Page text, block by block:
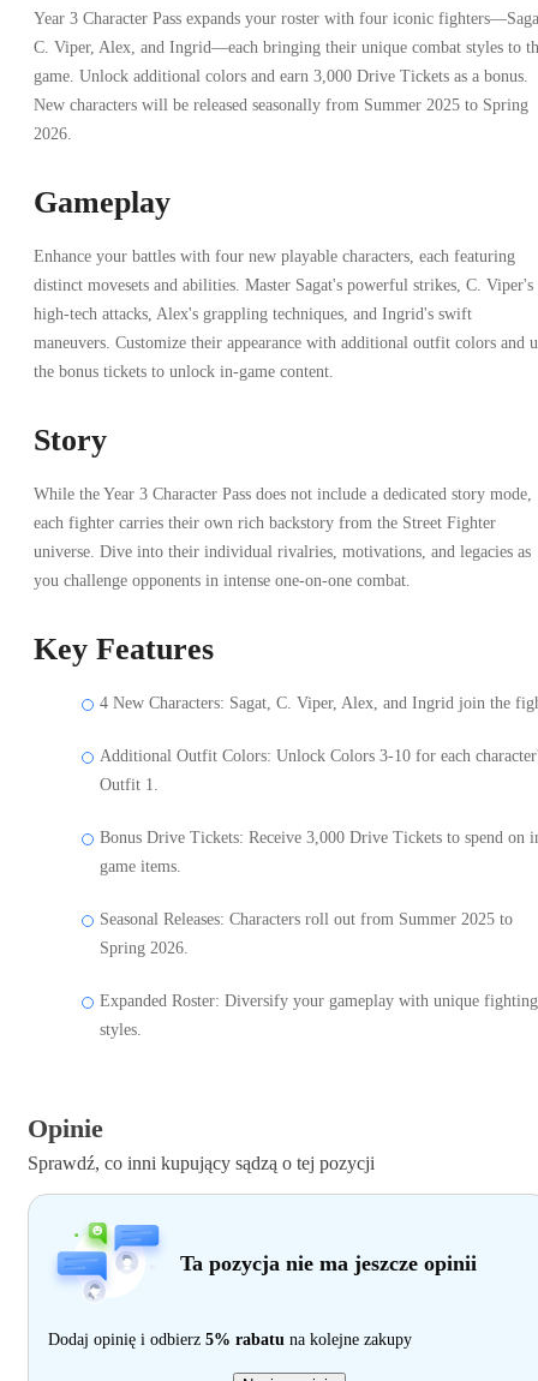
Year 3 Character Pass expands your roster with four iconic
C. Viper, Alex, and Ingrid—each bringing their unique combat styles to
game. Unlock additional colors and earn 3,000 Drive Tickets as a bonus.
New characters will be released seasonally from Summer 2025 to Spring
2026.
Gameplay
Enhance your battles with four new playable characters, each featuring
distinct movesets and abilities. Master Sagat's powerful strikes, C. Viper's
high-tech attacks, Alex's grappling techniques, and Ingrid's swift
maneuvers. Customize their appearance with additional outfit colors and
the bonus tickets to unlock in-game content.
Story
While the Year 3 Character Pass does not include a dedicated story mode,
each fighter carries their own rich backstory from the Street Fighter
universe. Dive into their individual rivalries, motivations, and legacies as
you challenge opponents in intense one-on-one combat.
Key Features
4 New Characters: Sagat, C. Viper, Alex, and Ingrid join the
Additional Outfit Colors: Unlock Colors 3-10 for each
Outfit 1.
Bonus Drive Tickets: Receive 3,000 Drive Tickets to spend on
game items.
Seasonal Releases: Characters roll out from Summer 2025 to
Spring 2026.
Expanded Roster: Diversify your gameplay with unique fighting
styles.
Opinie
Sprawdź, co inni kupujący sądzą o tej pozycji
Ta pozycja nie ma jeszcze opinii
Dodaj opinię i odbierz 5% rabatu na kolejne zakupy